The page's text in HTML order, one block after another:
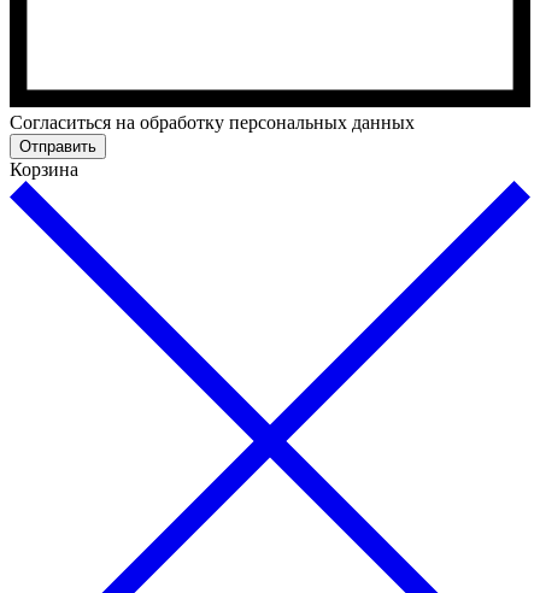
Cогласиться на обработку персональных данных
Отправить
Корзина